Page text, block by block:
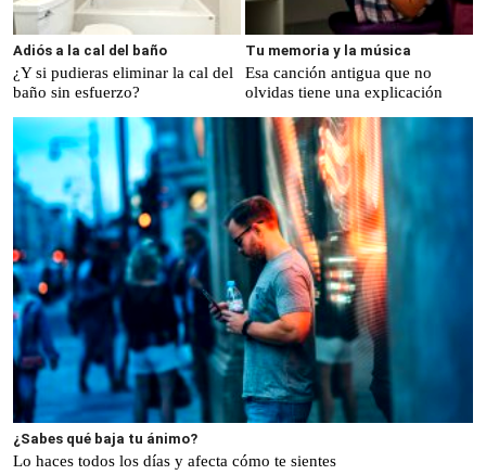
Adiós a la cal del baño
¿Y si pudieras eliminar la cal del
baño sin esfuerzo?
Tu memoria y la música
Esa canción antigua que no
olvidas tiene una explicación
¿Sabes qué baja tu ánimo?
Lo haces todos los días y afecta cómo te sientes